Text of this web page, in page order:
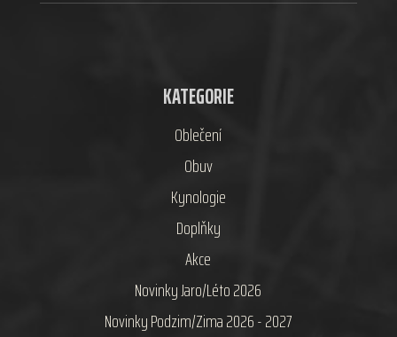
KATEGORIE
Oblečení
Obuv
Kynologie
Doplňky
Akce
Novinky Jaro/Léto 2026
Novinky Podzim/Zima 2026 - 2027